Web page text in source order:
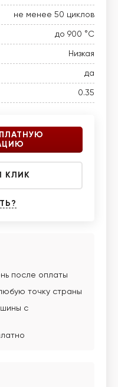
не менее 50 циклов
до 900 °C
Низкая
да
0.35
КЛИК
после оплаты
точку страны
с